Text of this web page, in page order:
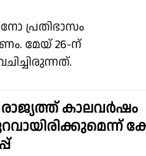
പ്രതിഭാസം
മേയ് 26-ന്
കാലവർഷം